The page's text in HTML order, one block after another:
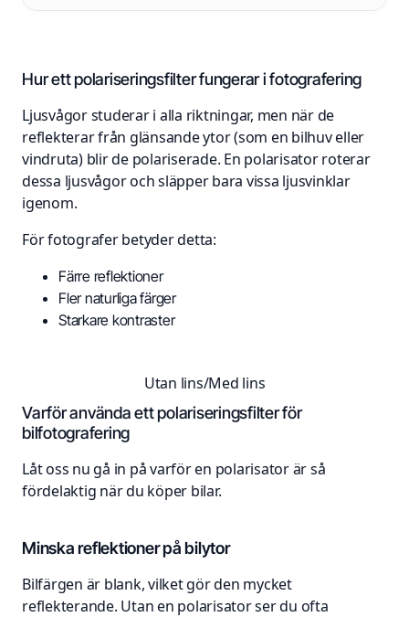
Hur ett polariseringsfilter fungerar i fotografering
Ljusvågor studerar i alla riktningar, men när de
reflekterar från glänsande ytor (som en bilhuv eller
vindruta) blir de polariserade. En polarisator roterar
dessa ljusvågor och släpper bara vissa ljusvinklar
igenom.
För fotografer betyder detta:
Färre reflektioner
Fler naturliga färger
Starkare kontraster
Utan lins/Med lins
Varför använda ett polariseringsfilter för
bilfotografering
Låt oss nu gå in på varför en polarisator är så
fördelaktig när du köper bilar.
Minska reflektioner på bilytor
Bilfärgen är blank, vilket gör den mycket
reflekterande. Utan en polarisator ser du ofta